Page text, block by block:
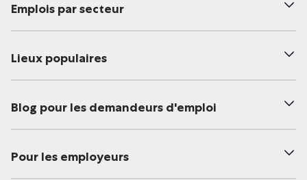
Emplois par secteur
Lieux populaires
Blog pour les demandeurs d'emploi
Pour les employeurs